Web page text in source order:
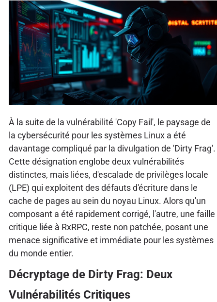
À la suite de la vulnérabilité 'Copy Fail', le paysage de
la cybersécurité pour les systèmes Linux a été
davantage compliqué par la divulgation de 'Dirty Frag'.
Cette désignation englobe deux vulnérabilités
distinctes, mais liées, d'escalade de privilèges locale
(LPE) qui exploitent des défauts d'écriture dans le
cache de pages au sein du noyau Linux. Alors qu'un
composant a été rapidement corrigé, l'autre, une faille
critique liée à RxRPC, reste non patchée, posant une
menace significative et immédiate pour les systèmes
du monde entier.
Décryptage de Dirty Frag: Deux
Vulnérabilités Critiques